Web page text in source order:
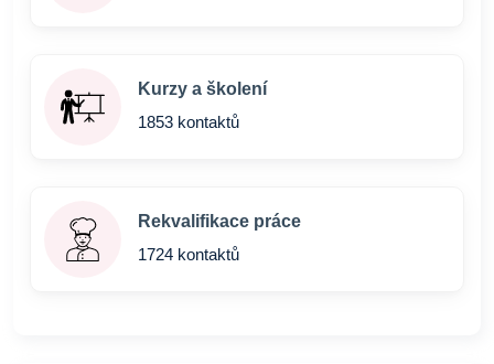
Kurzy a školení
1853 kontaktů
Rekvalifikace práce
1724 kontaktů